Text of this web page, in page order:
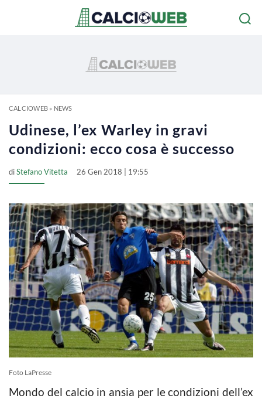
CALCIOWEB» NEWS
Udinese, l’ex Warley in gravi
condizioni: ecco cosa è successo
diStefano Vitetta 26 Gen 2018 | 19:55
Foto LaPresse
Mondo del calcio in ansia per le condizioni dell’ex